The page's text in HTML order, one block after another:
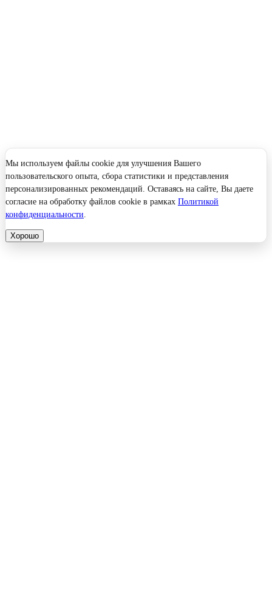
Мы используем файлы cookie для улучшения Вашего
пользовательского опыта, сбора статистики и представления
персонализированных рекомендаций. Оставаясь на сайте, Вы даете
согласие на обработку файлов cookie в рамках Политикой
конфиденциальности.
Хорошо